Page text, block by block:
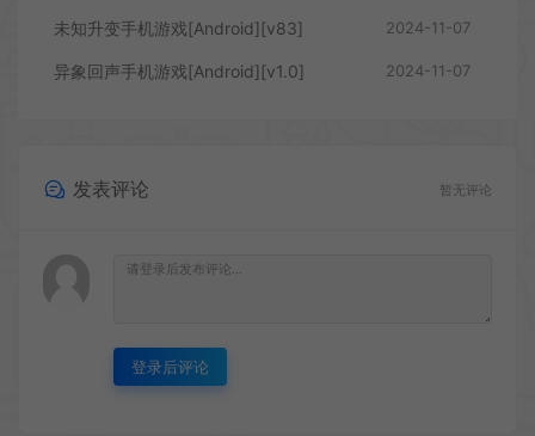
未知升变手机游戏[Android][v83] 2024-11-07
异象回声手机游戏[Android][v1.0] 2024-11-07
发表评论 暂无评论
登录后评论